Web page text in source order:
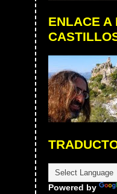
ENLACE A
Powered by